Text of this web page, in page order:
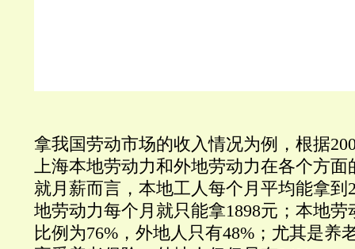
拿我国劳动市场的收入情况为例，根据
上海本地劳动力和外地劳动力在各个方面
就月薪而言，本地工人每个月平均能拿到
地劳动力每个月就只能拿1898元；本地
比例为76%，外地人只有48%；尤其是养